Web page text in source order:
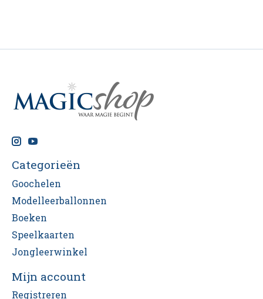
Categorieën
Goochelen
Modelleerballonnen
Boeken
Speelkaarten
Jongleerwinkel
Mijn account
Registreren